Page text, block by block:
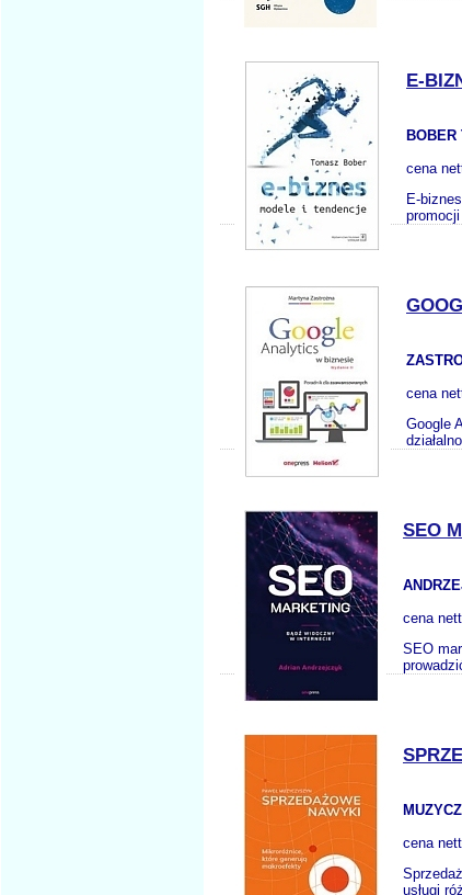
E-
BOBER
cena
E-
cena
Google
SEO
cena
SEO
cena
usługi